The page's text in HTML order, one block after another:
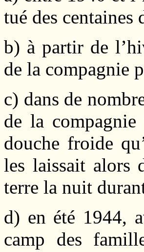
tué des centaines
b) à partir de
de la compagnie
c) dans de
de la compagnie
douche froide
les laissait alors
terre la nuit
d) en été 1944,
camp des